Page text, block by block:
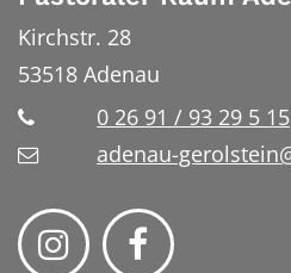
Kirchstr. 28
53518 Adenau
0 26 91 / 93 29 5 15
adenau-